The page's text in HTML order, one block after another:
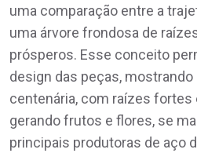
uma comparação entre a
uma árvore frondosa de
prósperos. Esse conceito
design das peças,
centenária, com raízes fortes
gerando frutos e flores, se
principais produtoras de aço